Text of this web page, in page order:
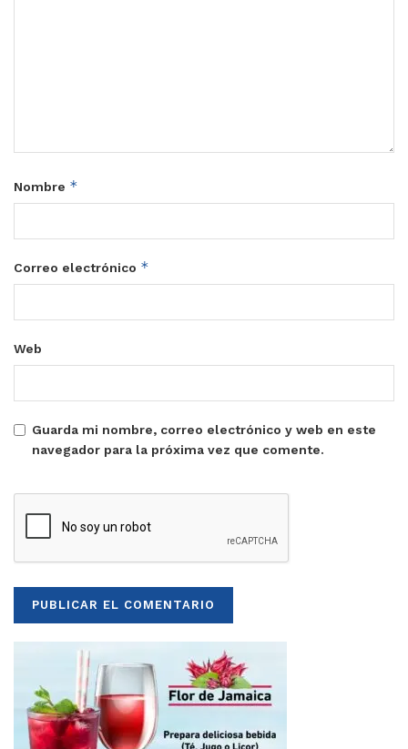
Nombre *
Correo electrónico *
Web
Guarda mi nombre, correo electrónico y web en este
navegador para la próxima vez que comente.